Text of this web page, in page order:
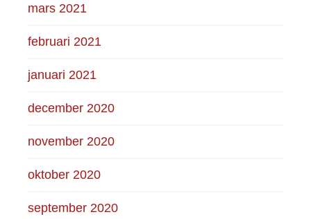
mars 2021
februari 2021
januari 2021
december 2020
november 2020
oktober 2020
september 2020